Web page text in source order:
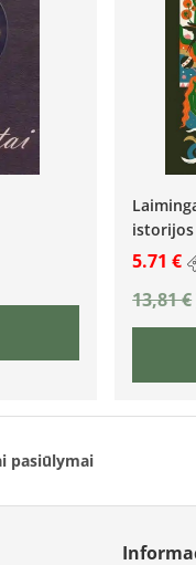
istorijos
5.71 €
13,81€
pasiūlymai